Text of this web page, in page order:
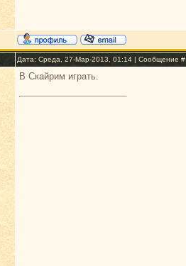
Дата: Среда, 27-Мар-2013, 01:14 | Сообщение #
В Скайрим играть.